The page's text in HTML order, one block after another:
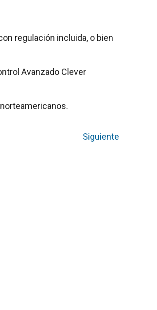
regulación incluida, o bien
Avanzado Clever
Siguiente